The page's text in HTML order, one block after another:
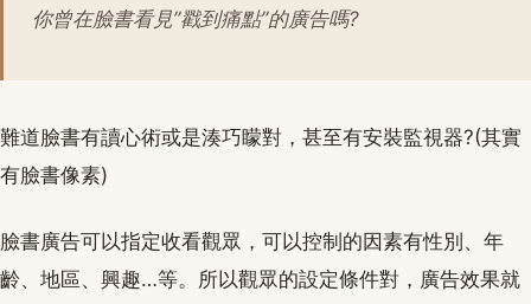
你曾在臉書看見”戳到痛點”的廣告嗎?
難道臉書有讀心術或是湊巧矇對，甚至有安裝監視器?(其實
有臉書像素)
臉書廣告可以指定收看觀眾，可以控制的因素有性別、年
齡、地區、興趣…等。所以觀眾的設定條件對，廣告效果就